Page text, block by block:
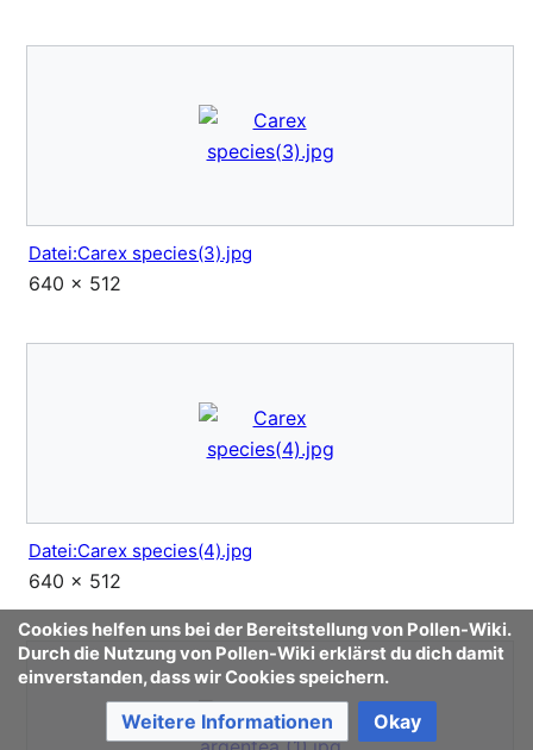
Datei:Carex species(3).jpg
640 × 512
Datei:Carex species(4).jpg
640 × 512
Cookies helfen uns bei der Bereitstellung von Pollen-Wiki.
Durch die Nutzung von Pollen-Wiki erklärst du dich damit
einverstanden, dass wir Cookies speichern.
Weitere Informationen Okay